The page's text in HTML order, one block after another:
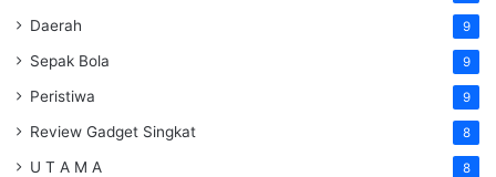
Daerah 9
Sepak Bola 9
Peristiwa 9
Review Gadget Singkat 8
U T A M A 8